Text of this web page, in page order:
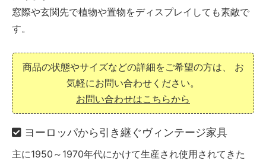
窓際や玄関先で植物や置物をディスプレイしても素敵で
す。
商品の状態やサイズなどの詳細をご希望の方は、
お
気軽にお問い合わせください。
お問い合わせはこちらから
ヨーロッパから引き継ぐヴィンテージ家具
主に1950～1970年代にかけて生産され使用されてきた